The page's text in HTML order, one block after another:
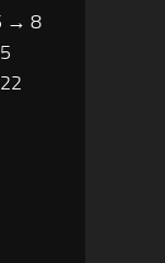
→ 8